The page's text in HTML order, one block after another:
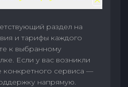
раздел на
и тарифы каждого
к выбранному
Если у вас возникли
сервиса —
напрямую.